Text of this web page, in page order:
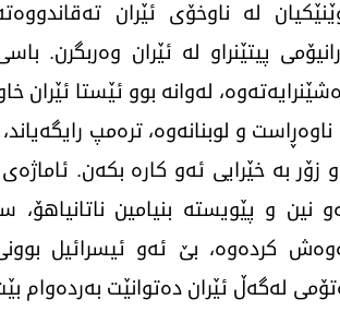
لە ناوخۆی ئێران
پیتێنراو لە ئێران وەربگرن.
لەوانە بوو ئێستا ئێران
و لوبنانەوە، ترەمپ
زۆر بە خێرایی ئەو کارە بکەن.
و پێویستە بنیامین ناتانیاهۆ،
کردەوە، بێ ئەو ئیسرائیل
لەگەڵ ئێران دەتوانێت بەردەوام